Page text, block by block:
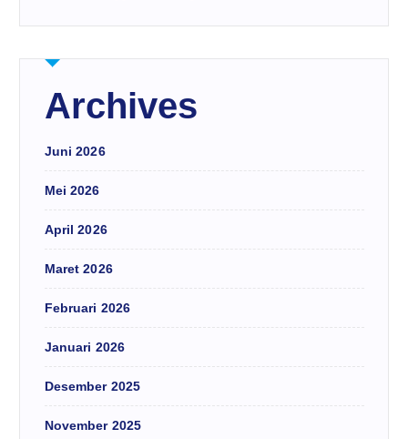
Archives
Juni 2026
Mei 2026
April 2026
Maret 2026
Februari 2026
Januari 2026
Desember 2025
November 2025